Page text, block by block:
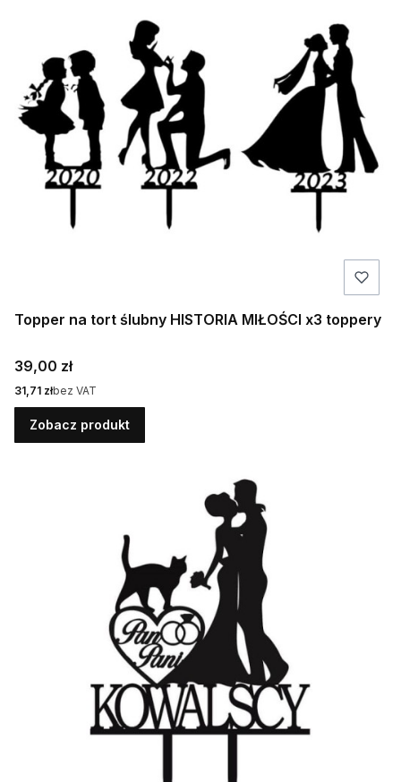
Topper na tort ślubny HISTORIA MIŁOŚCI x3 toppery
Cena
39,00 zł
Cena
31,71 złbez VAT
Zobacz produkt